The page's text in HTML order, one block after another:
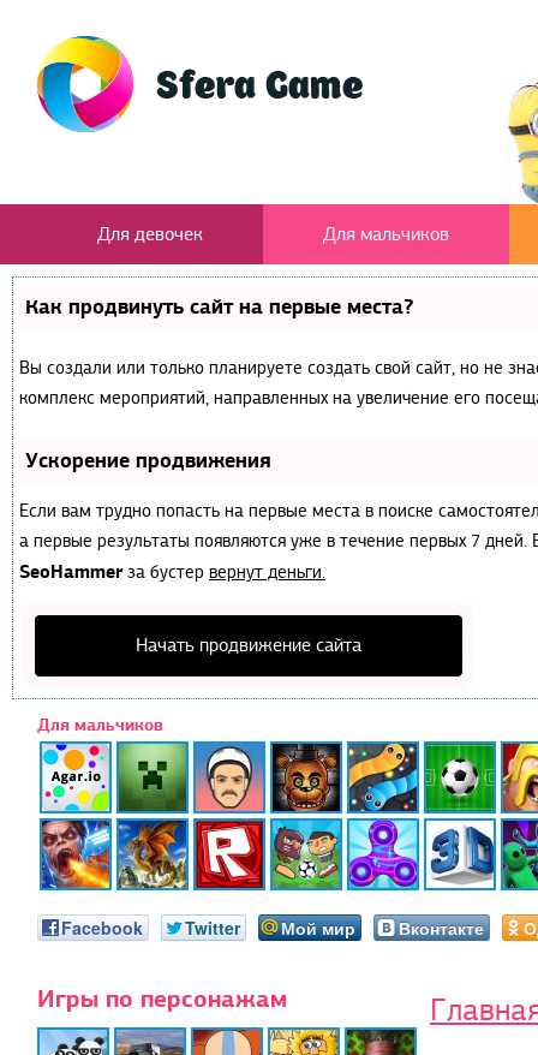
Для девочек Для мальчиков
Как продвинуть сайт на первые места?
Вы создали или только планируете создать свой сайт, но не
комплекс мероприятий, направленных на увеличение его
Ускорение продвижения
Если вам трудно попасть на первые места в поиске
а первые результаты появляются уже в течение первых 7
SeoHammerза бустер вернут деньги.
Начать продвижение сайта
Для мальчиков
Facebook Twitter Мой мир Вконтакте
Игры по персонажам